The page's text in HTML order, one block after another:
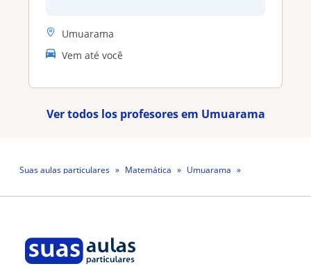
Umuarama
Vem até você
Ver todos los profesores em Umuarama
Suas aulas particulares Matemática
Umuarama